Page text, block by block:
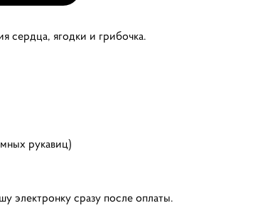
сердца, ягодки и грибочка.
рукавиц)
электронку сразу после оплаты.